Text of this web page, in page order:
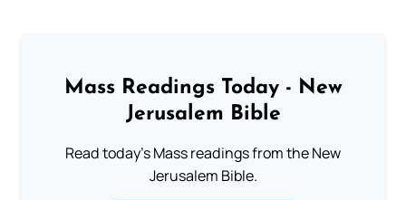
Mass Readings Today - New
Jerusalem Bible
Read today's Mass readings from the New
Jerusalem Bible.